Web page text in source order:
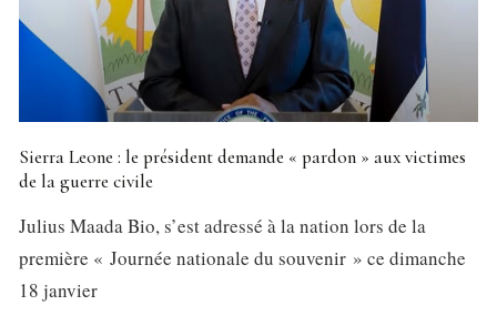
Sierra Leone : le président demande « pardon » aux victimes
de la guerre civile
Julius Maada Bio, s’est adressé à la nation lors de la
première « Journée nationale du souvenir » ce dimanche
18 janvier